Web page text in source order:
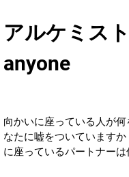
アルケミス
anyone
向かいに座っている人が
なたに嘘をついています
に座っているパートナー